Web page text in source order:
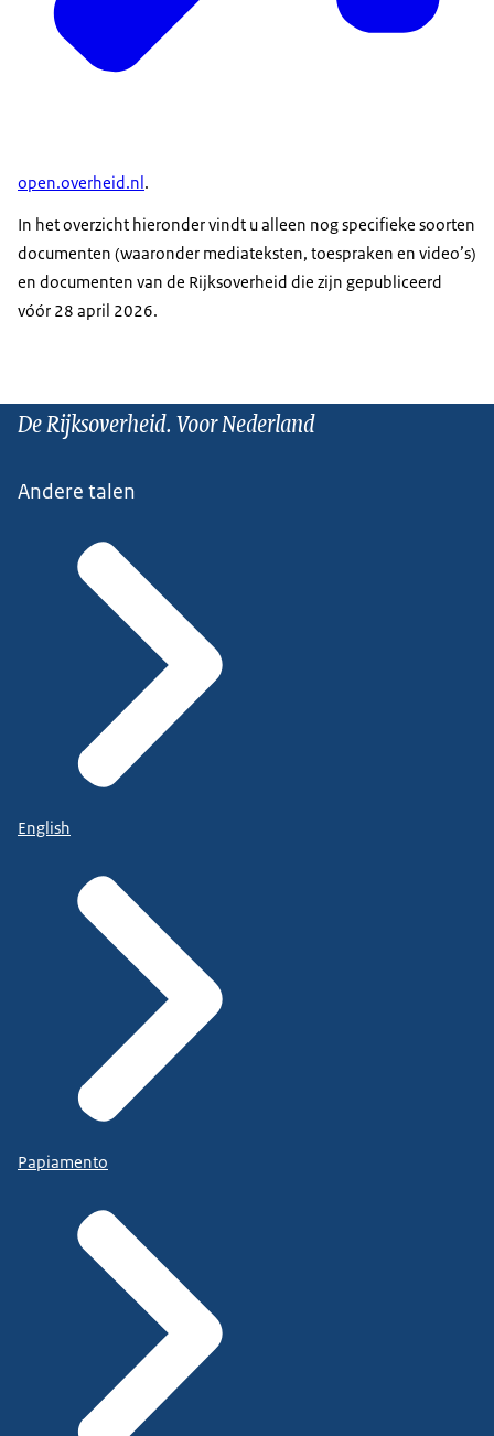
open.overheid.nl.
In het overzicht hieronder vindt u alleen nog specifieke soorten
documenten (waaronder mediateksten, toespraken en video’s)
en documenten van de Rijksoverheid die zijn gepubliceerd
vóór 28 april 2026.
De Rijksoverheid. Voor Nederland
Andere talen
English
Papiamento